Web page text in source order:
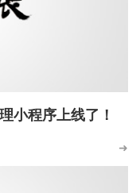
小程序上线了！
➜